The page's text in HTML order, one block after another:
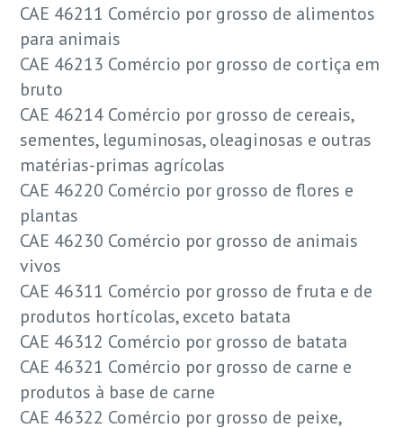
CAE 46211 Comércio por grosso de alimentos
para animais
CAE 46213 Comércio por grosso de cortiça em
bruto
CAE 46214 Comércio por grosso de cereais,
sementes, leguminosas, oleaginosas e outras
matérias-primas agrícolas
CAE 46220 Comércio por grosso de flores e
plantas
CAE 46230 Comércio por grosso de animais
vivos
CAE 46311 Comércio por grosso de fruta e de
produtos hortícolas, exceto batata
CAE 46312 Comércio por grosso de batata
CAE 46321 Comércio por grosso de carne e
produtos à base de carne
CAE 46322 Comércio por grosso de peixe,